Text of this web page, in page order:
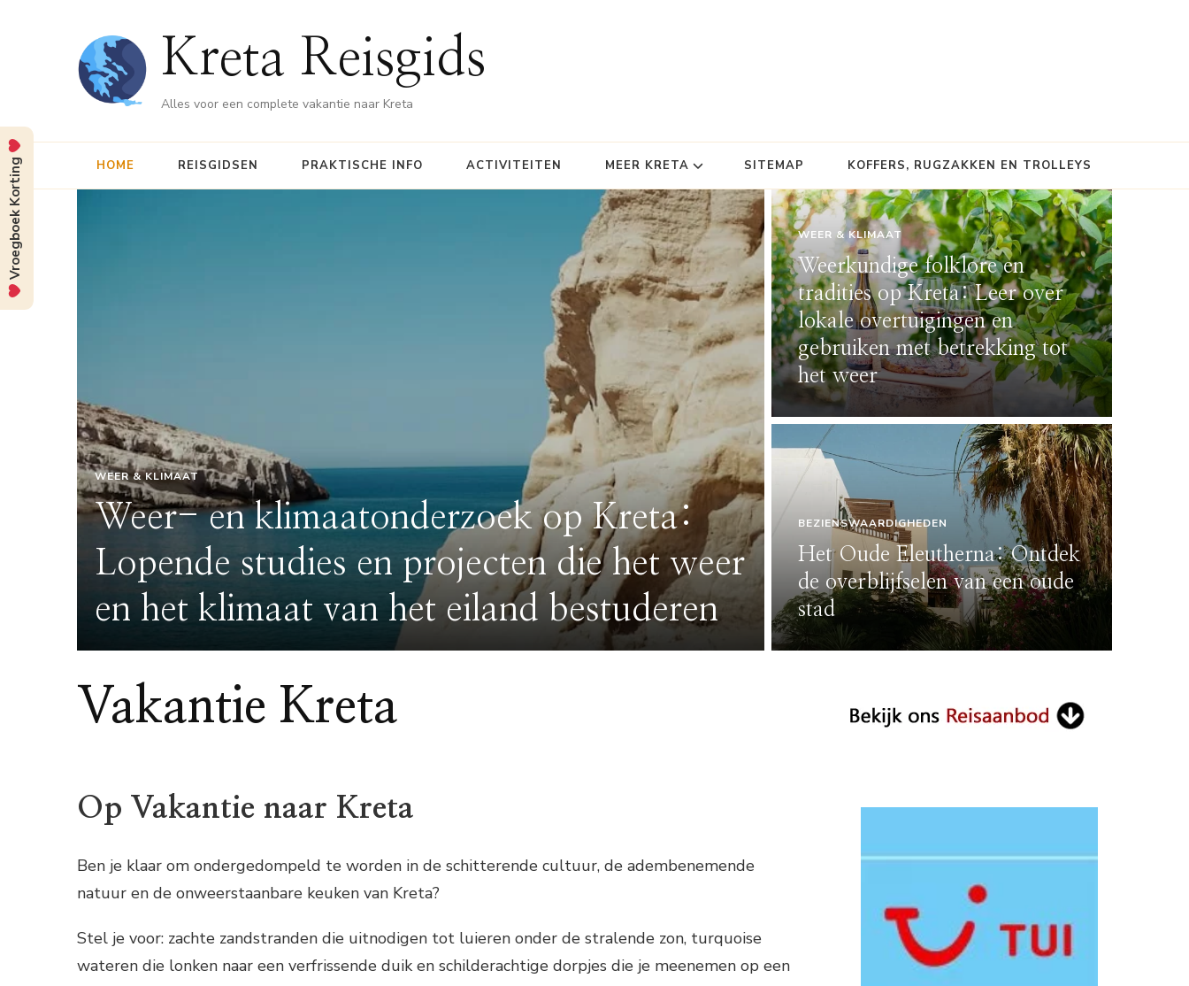
Kreta Reisgids
Alles voor een complete vakantie naar Kreta
HOME REISGIDSEN PRAKTISCHE INFO ACTIVITEITEN MEER KRETA SITEMAP KOFFERS, RUGZAKKEN EN TROLLEYS
WEER & KLIMAAT
Weer- en klimaatonderzoek op Kreta:
Lopende studies en projecten die het weer
en het klimaat van het eiland bestuderen
WEER & KLIMAAT
Weerkundige folklore en
tradities op Kreta: Leer over
lokale overtuigingen en
gebruiken met betrekking tot
het weer
BEZIENSWAARDIGHEDEN
Het Oude Eleutherna: Ontdek
de overblijfselen van een oude
stad
Vakantie Kreta
Op Vakantie naar Kreta
Ben je klaar om ondergedompeld te worden in de schitterende cultuur, de adembenemende
natuur en de onweerstaanbare keuken van Kreta?
Stel je voor: zachte zandstranden die uitnodigen tot luieren onder de stralende zon, turquoise
wateren die lonken naar een verfrissende duik en schilderachtige dorpjes die je meenemen op een
Vroegboek Korting